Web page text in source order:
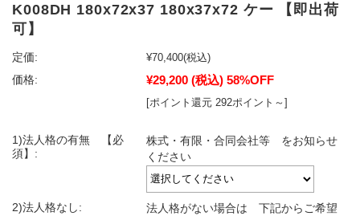
K008DH 180x72x37 180x37x72 ケー 【即出荷
可】
定価: ¥70,400(税込)
価格:
¥29,200 (税込) 58%OFF
[ポイント還元 292ポイント～]
1)法人格の有無 【必
須】:
株式・有限・合同会社等 をお知らせ
ください
2)法人格なし:
法人格がない場合は 下記からご希望